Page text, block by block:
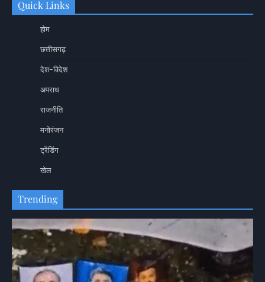
Quick Links
होम
छत्तीसगढ़
देश-विदेश
अपराध
राजनीति
मनोरंजन
ट्रेंडिंग
खेल
Trending